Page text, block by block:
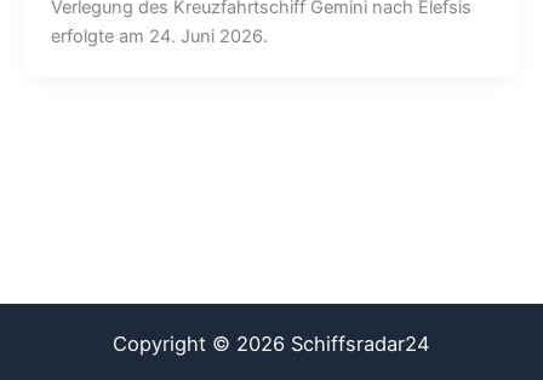
Verlegung des Kreuzfahrtschiff Gemini nach Elefsis
erfolgte am 24. Juni 2026.
Copyright © 2026 Schiffsradar24